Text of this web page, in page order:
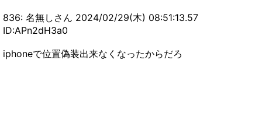
836: 名無しさん 2024/02/29(木) 08:51:13.57
ID:APn2dH3a0
iphoneで位置偽装出来なくなったからだろ